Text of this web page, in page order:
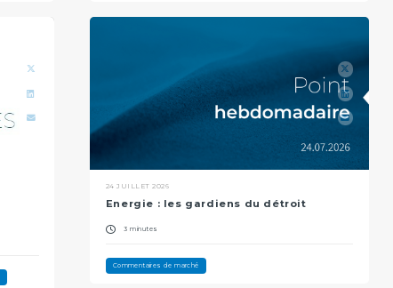
24 JUILLET 2026
Energie : les gardiens du détroit
3 minutes
Commentaires de marché